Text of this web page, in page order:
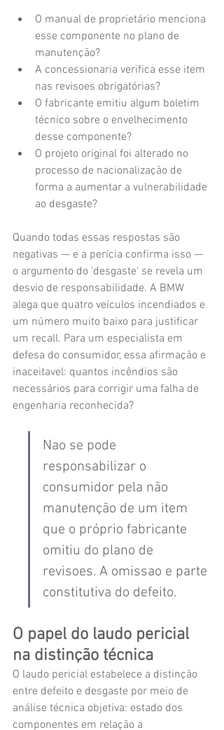
O manual de proprietário menciona
esse componente no plano de
manutenção?
A concessionaria verifica esse item
nas revisoes obrigatórias?
O fabricante emitiu algum boletim
técnico sobre o envelhecimento
desse componente?
O projeto original foi alterado no
processo de nacionalização de
forma a aumentar a vulnerabilidade
ao desgaste?
Quando todas essas respostas são
negativas — e a perícia confirma isso —
o argumento do 'desgaste' se revela um
desvio de responsabilidade. A BMW
alega que quatro veículos incendiados e
um número muito baixo para justificar
um recall. Para um especialista em
defesa do consumidor, essa afirmação e
inaceitavel: quantos incêndios são
necessários para corrigir uma falha de
engenharia reconhecida?
Nao se pode
responsabilizar o
consumidor pela não
manutenção de um item
que o próprio fabricante
omitiu do plano de
revisoes. A omissao e parte
constitutiva do defeito.
O papel do laudo pericial
na distinção técnica
O laudo pericial estabelece a distinção
entre defeito e desgaste por meio de
análise técnica objetiva: estado dos
componentes em relação a